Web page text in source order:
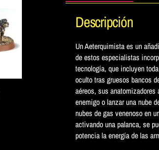
Descripción
Un Aeterquimista es un
de estos especialistas
tecnología, que incluyen
oculto tras gruesos bancos
aéreos, sus
enemigo o lanzar una nube
nubes de gas venenoso en
activando una palanca, se
potencia la energía de las